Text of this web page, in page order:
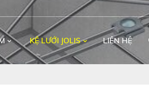
KỆ LƯỚI JOLIS LIÊN HỆ